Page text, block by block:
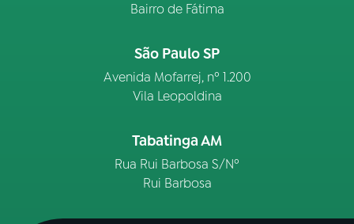
Bairro de Fátima
São Paulo SP
Avenida Mofarrej, nº 1.200
Vila Leopoldina
Tabatinga AM
Rua Rui Barbosa S/Nº
Rui Barbosa